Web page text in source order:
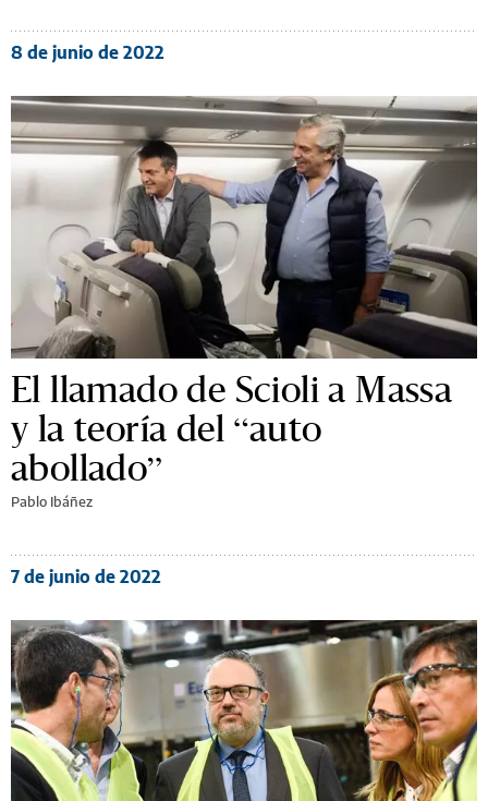
8 de junio de 2022
El llamado de Scioli a Massa
y la teoría del “auto
abollado”
Pablo Ibáñez
7 de junio de 2022